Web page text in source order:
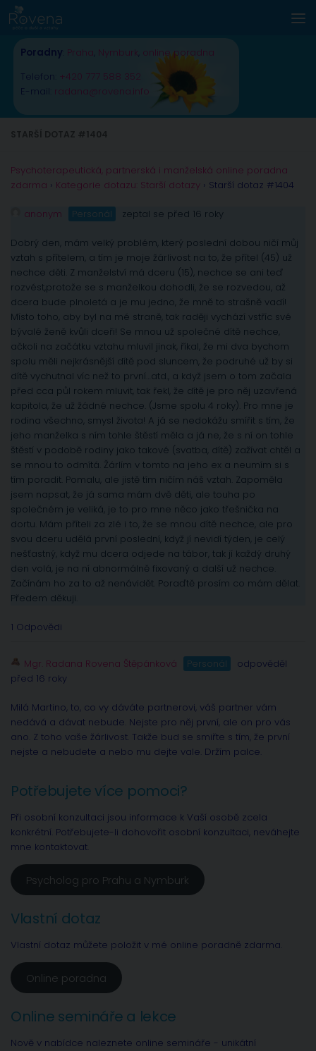
Skip to content
Poradny Praha Nymburk online poradna
Telefon: +420 777 588 352
E-mail: radana@rovena.info
Psychoterapeutická, partnerská i manželská online poradna
zdarma › Kategorie dotazu: Starší dotazy › Starší dotaz #1404
anonym Personál zeptal se před 16 roky
Dobrý den, mám velký problém, který poslední dobou ničí můj
vztah s přítelem, a tím je moje žárlivost na to, že přítel (45) už
nechce děti. Z manželství má dceru (15), nechce se ani teď
rozvést,protože se s manželkou dohodli, že se rozvedou, až
dcera bude plnoletá a je mu jedno, že mně to strašně vadí!
Místo toho, aby byl na mé straně, tak raději vychází vstříc své
bývalé ženě kvůli dceři! Se mnou už společné dítě nechce,
ačkoli na začátku vztahu mluvil jinak, říkal, že mi dva bychom
spolu měli nejkrásnější dítě pod sluncem, že podruhé už by si
dítě vychutnal víc než to první…atd., a když jsem o tom začala
před cca půl rokem mluvit, tak řekl, že dítě je pro něj uzavřená
kapitola, že už žádné nechce. (Jsme spolu 4 roky). Pro mne je
rodina všechno, smysl života! A já se nedokážu smířit s tím, že
jeho manželka s ním tohle štěstí měla a já ne, že s ní on tohle
štěstí v podobě rodiny jako takové (svatba, dítě) zažívat chtěl a
se mnou to odmítá. Žárlím v tomto na jeho ex a neumím si s
tím poradit. Pomalu, ale jistě tím ničím náš vztah. Zapoměla
jsem napsat, že já sama mám dvě děti, ale touha po
společném je veliká, je to pro mne něco jako třešnička na
dortu. Mám příteli za zlé i to, že se mnou dítě nechce, ale pro
svou dceru udělá první poslední, když jí nevidí týden, je celý
nešťastný, když mu dcera odjede na tábor, tak jí každý druhý
den volá, je na ní abnormálně fixovaný a další už nechce.
Začínám ho za to až nenávidět. Poraďtě prosím co mám dělat.
Předem děkuji.
1 Odpovědi
Mgr. Radana Rovena Štěpánková Personál
odpověděl
před 16 roky
Milá Martino, to, co vy dáváte partnerovi, váš partner vám
nedává a dávat nebude. Nejste pro něj první, ale on pro vás
ano. Z toho vaše žárlivost. Takže bud se smiřte s tím, že první
nejste a nebudete a nebo mu dejte vale. Držím palce.
Potřebujete více pomoci?
Při osobní konzultaci jsou informace k Vaší osobě zcela
konkrétní. Potřebujete-li dohovořit osobní konzultaci, neváhejte
mne kontaktovat.
Psycholog pro Prahu a Nymburk
Vlastní dotaz
Vlastní dotaz můžete položit v mé online poradně zdarma.
Online poradna
Online semináře a lekce
Nově v nabídce naleznete online semináře - unikátní